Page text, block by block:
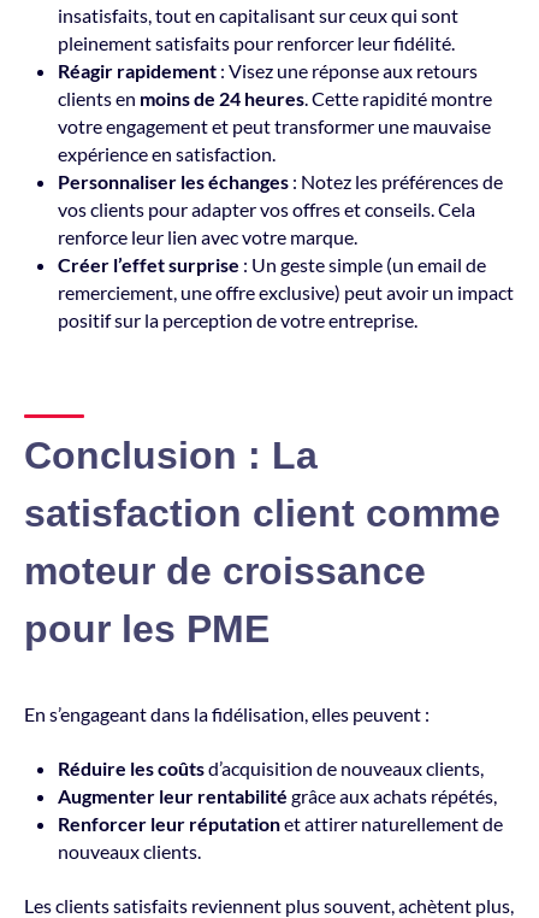
insatisfaits, tout en capitalisant sur ceux qui sont
pleinement satisfaits pour renforcer leur fidélité.
Réagir rapidement : Visez une réponse aux retours
clients en moins de 24 heures . Cette rapidité montre
votre engagement et peut transformer une mauvaise
expérience en satisfaction.
Personnaliser les échanges : Notez les préférences de
vos clients pour adapter vos offres et conseils. Cela
renforce leur lien avec votre marque.
Créer l’effet surprise : Un geste simple (un email de
remerciement, une offre exclusive) peut avoir un impact
positif sur la perception de votre entreprise.
Conclusion : La
satisfaction client comme
moteur de croissance
pour les PME
En s’engageant dans la fidélisation, elles peuvent :
Réduire les coûtsd’acquisition de nouveaux clients,
Augmenter leur rentabilité grâce aux achats répétés,
Renforcer leur réputationet attirer naturellement de
nouveaux clients.
Les clients satisfaits reviennent plus souvent, achètent plus,